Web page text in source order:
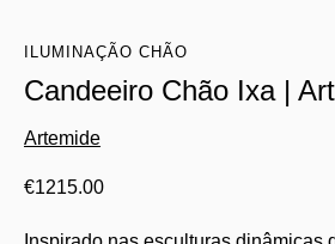
ILUMINAÇÃO CHÃO
Candeeiro Chão Ixa |
Artemide
€1215.00